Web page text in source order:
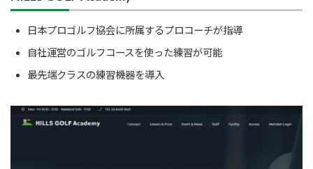
日本プロゴルフ協会に所属するプロコーチが指導
自社運営のゴルフコースを使った練習が可能
最先端クラスの練習機器を導入